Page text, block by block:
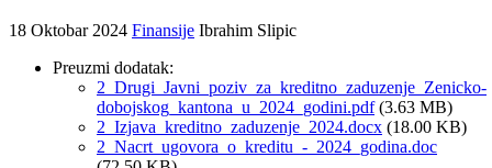
18 Oktobar 2024 Finansije Ibrahim Slipic
Preuzmi dodatak:
2_Drugi_Javni_poziv_za_kreditno_zaduzenje_Zenicko-
dobojskog_kantona_u_2024_godini.pdf(3.63 MB)
2_Izjava_kreditno_zaduzenje_2024.docx (18.00 KB)
2_Nacrt_ugovora_o_kreditu_-_2024_godina.doc